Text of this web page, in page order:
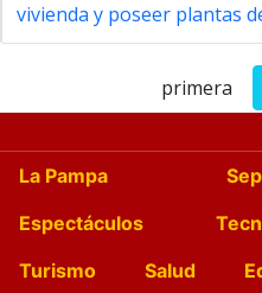
vivienda y poseer plantas
primera
La Pampa
Espectáculos
Turismo
Salud